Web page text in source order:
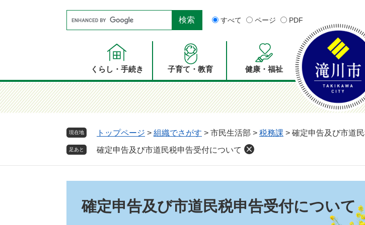
で
す。
ば
し
て
本
索
すべて ページ PDF
くらし・手続き 子育て・教育 健康・福祉
現在地 トップページ > 組織でさがす > 市民生活部 > 税務課 > 確定申告及び市道
足あと 確定申告及び市道民税申告受付について
確定申告及び市道民税申告受付について